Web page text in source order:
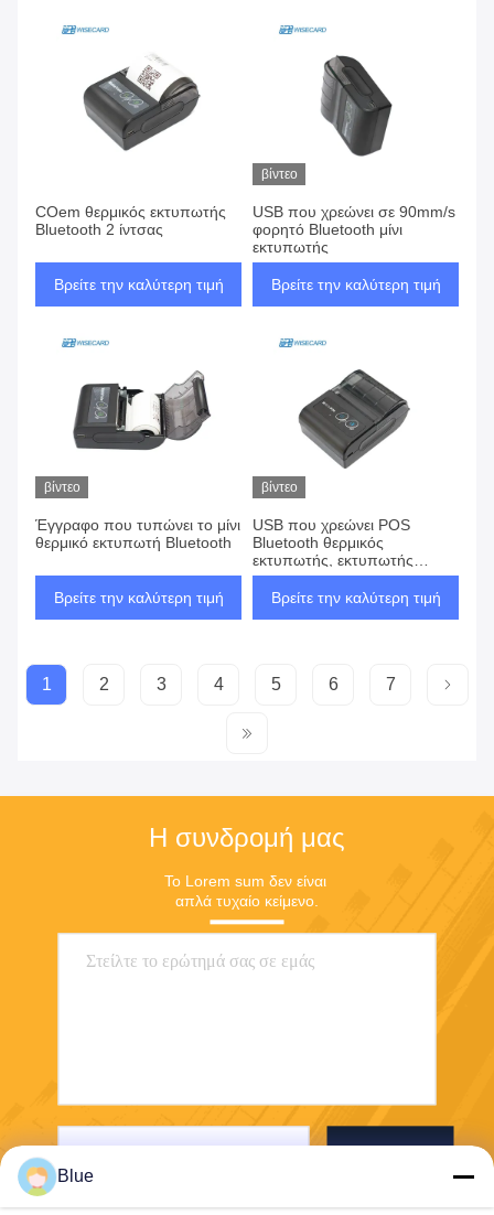
COem θερμικός εκτυπωτής
Bluetooth 2 ίντσας
Βρείτε την καλύτερη τιμή
βίντεο
USB που χρεώνει σε 90mm/s
φορητό Bluetooth μίνι
εκτυπωτής
Βρείτε την καλύτερη τιμή
βίντεο
Έγγραφο που τυπώνει το μίνι
θερμικό εκτυπωτή Bluetooth
Βρείτε την καλύτερη τιμή
βίντεο
USB που χρεώνει POS
Bluetooth θερμικός
εκτυπωτής, εκτυπωτής
Bluetooth POS αρρενωπός
Βρείτε την καλύτερη τιμή
1 2 3 4 5 6 7
Η συνδρομή μας
Το Lorem sum δεν είναι
απλά τυχαίο κείμενο.
Blue